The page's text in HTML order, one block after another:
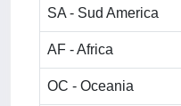
SA - Sud America
AF - Africa
OC - Oceania